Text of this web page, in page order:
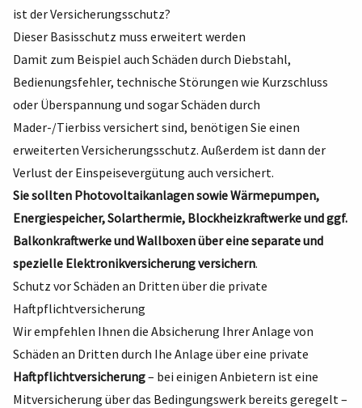
ist der Versicherungsschutz?
Dieser Basisschutz muss erweitert werden
Damit zum Beispiel auch Schäden durch Diebstahl,
Bedienungsfehler, technische Störungen wie Kurzschluss
oder Überspannung und sogar Schäden durch
Mader-/Tierbiss versichert sind, benötigen Sie einen
erweiterten Versicherungsschutz. Außerdem ist dann der
Verlust der Einspeisevergütung auch versichert.
Sie sollten Photovoltaikanlagen sowie Wärmepumpen,
Energiespeicher, Solarthermie, Blockheizkraftwerke und ggf.
Balkonkraftwerke und Wallboxen über eine separate und
spezielle Elektronikversicherung versichern.
Schutz vor Schäden an Dritten über die private
Haftpflichtversicherung
Wir empfehlen Ihnen die Absicherung Ihrer Anlage von
Schäden an Dritten durch Ihe Anlage über eine private
Haftpflichtversicherung– bei einigen Anbietern ist eine
Mitversicherung über das Bedingungswerk bereits geregelt –